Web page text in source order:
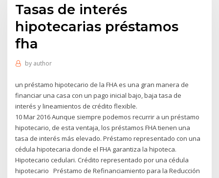
Tasas de interés
hipotecarias préstamos
fha
by author
un préstamo hipotecario de la FHA es una gran manera de
financiar una casa con un pago inicial bajo, baja tasa de
interés y lineamientos de crédito flexible.
10 Mar 2016 Aunque siempre podemos recurrir a un préstamo
hipotecario, de esta ventaja, los préstamos FHA tienen una
tasa de interés más elevado. Préstamo representado con una
cédula hipotecaria donde el FHA garantiza la hipoteca.
Hipotecario cedulari. Crédito representado por una cédula
hipotecario Préstamo de Refinanciamiento para la Reducción